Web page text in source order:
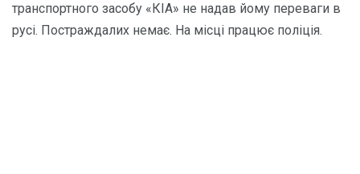
транспортного засобу «КІА» не надав йому переваги в
русі. Постраждалих немає. На місці працює поліція.